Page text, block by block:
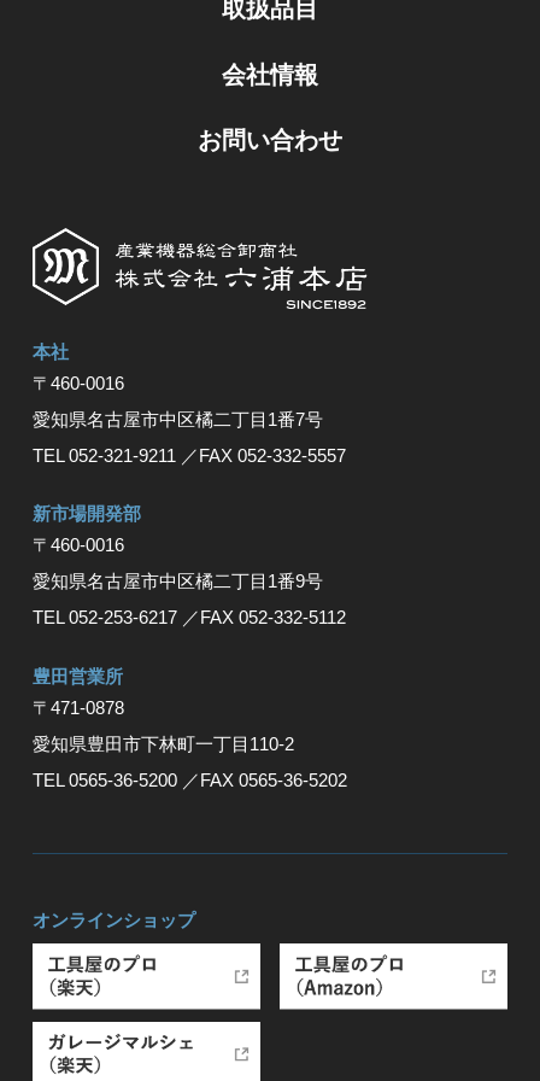
取扱品目
会社情報
お問い合わせ
本社
〒460-0016
愛知県名古屋市中区橘⼆丁⽬1番7号
TEL 052-321-9211 ／FAX 052-332-5557
新市場開発部
〒460-0016
愛知県名古屋市中区橘二丁目1番9号
TEL 052-253-6217 ／FAX 052-332-5112
豊⽥営業所
〒471-0878
愛知県豊⽥市下林町⼀丁⽬110-2
TEL 0565-36-5200 ／FAX 0565-36-5202
オンラインショップ